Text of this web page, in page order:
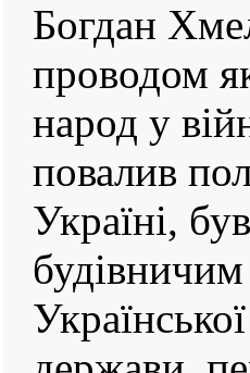
Богдан
проводом
народ у
повалив
Україні,